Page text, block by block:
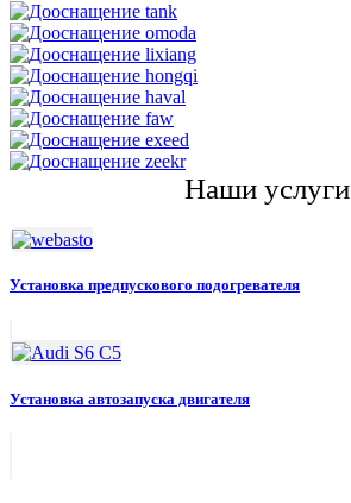
Наши услуги
Установка предпускового подогревателя
Установка автозапуска двигателя